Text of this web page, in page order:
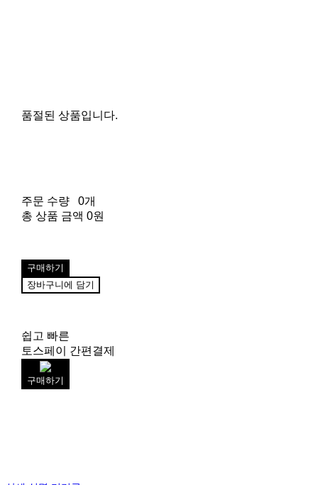
품절된 상품입니다.
주문 수량
0개
총 상품 금액 0원
구매하기
장바구니에 담기
쉽고 빠른
토스페이 간편결제
구매하기